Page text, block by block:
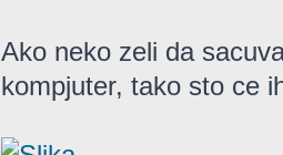
Ako neko zeli da
kompjuter, tako sto ce